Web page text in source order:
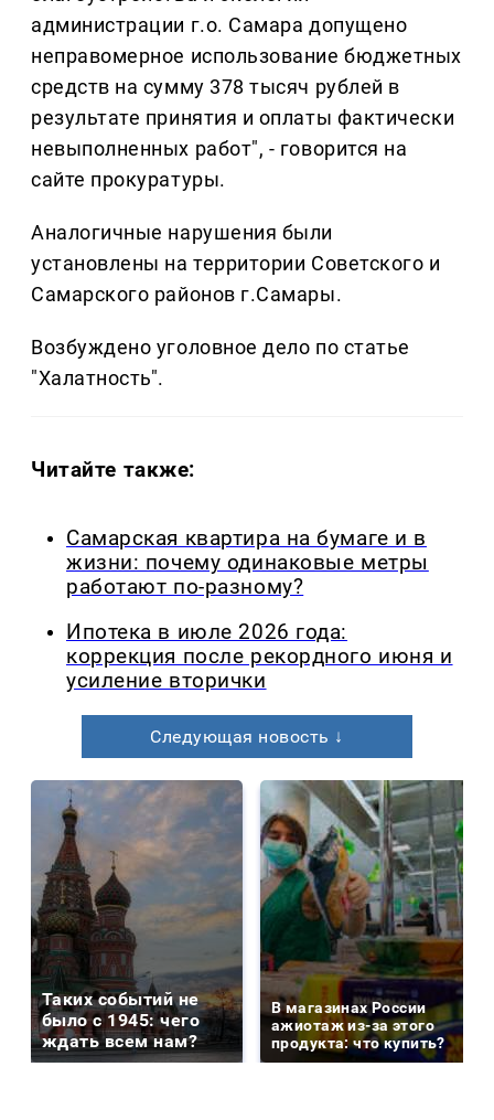
администрации г.о. Самара допущено
неправомерное использование бюджетных
средств на сумму 378 тысяч рублей в
результате принятия и оплаты фактически
невыполненных работ", - говорится на
сайте прокуратуры.
Аналогичные нарушения были
установлены на территории Советского и
Самарского районов г.Самары.
Возбуждено уголовное дело по статье
"Халатность".
Читайте также:
Самарская квартира на бумаге и в
жизни: почему одинаковые метры
работают по-разному?
Ипотека в июле 2026 года:
коррекция после рекордного июня и
усиление вторички
Следующая новость ↓
Таких событий не
было с 1945: чего
ждать всем нам?
В магазинах России
ажиотаж из-за этого
продукта: что купить?